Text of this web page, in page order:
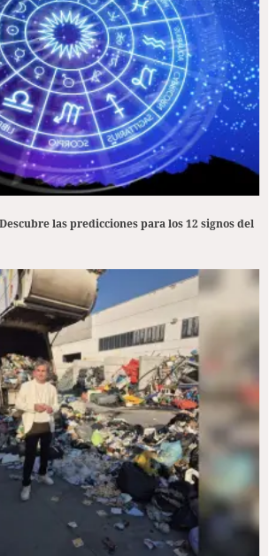
las predicciones para los 12 signos del